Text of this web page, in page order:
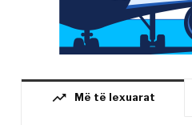
trending_up Më të lexuarat